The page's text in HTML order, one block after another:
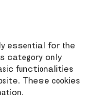
essential for the
category only
functionalities
These cookies